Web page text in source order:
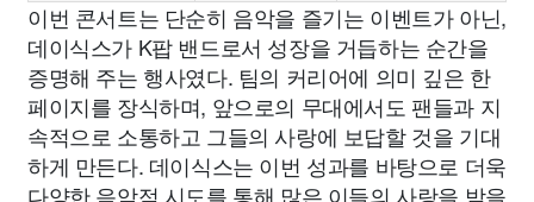
이번 콘서트는 단순히 음악을 즐기는 이벤트가 아닌,
데이식스가 K팝 밴드로서 성장을 거듭하는 순간을
증명해 주는 행사였다. 팀의 커리어에 의미 깊은 한
페이지를 장식하며, 앞으로의 무대에서도 팬들과 지
속적으로 소통하고 그들의 사랑에 보답할 것을 기대
하게 만든다. 데이식스는 이번 성과를 바탕으로 더욱
다양한 음악적 시도를 통해 많은 이들의 사랑을 받을